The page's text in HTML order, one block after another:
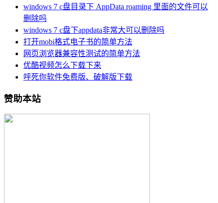
windows 7 c盘目录下 AppData roaming 里面的文件可以
删除吗
windows 7 c盘下appdata非常大可以删除吗
打开mobi格式电子书的简单方法
网页浏览器兼容性测试的简单方法
优酷视频怎么下载下来
呼死你软件免费版、破解版下载
赞助本站